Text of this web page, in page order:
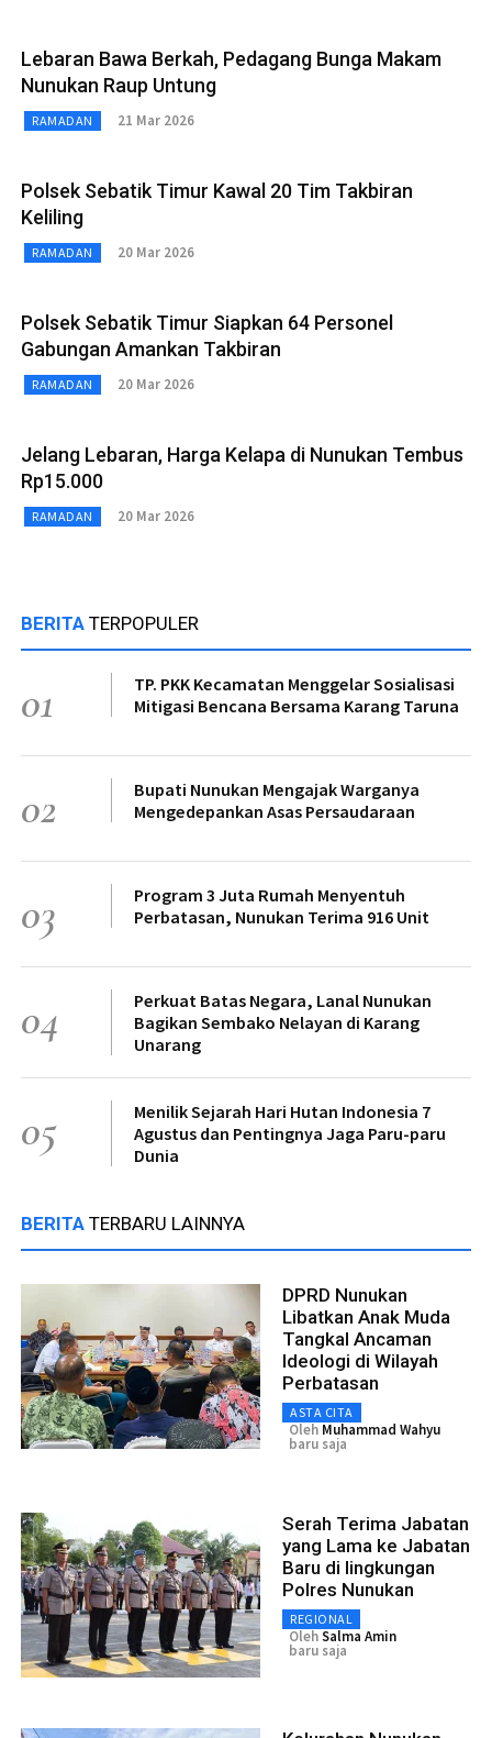
Lebaran Bawa Berkah, Pedagang Bunga Makam
Nunukan Raup Untung
RAMADAN 21 Mar 2026
Polsek Sebatik Timur Kawal 20 Tim Takbiran
Keliling
RAMADAN 20 Mar 2026
Polsek Sebatik Timur Siapkan 64 Personel
Gabungan Amankan Takbiran
RAMADAN 20 Mar 2026
Jelang Lebaran, Harga Kelapa di Nunukan Tembus
Rp15.000
RAMADAN 20 Mar 2026
BERITA TERPOPULER
01
TP. PKK Kecamatan Menggelar Sosialisasi
Mitigasi Bencana Bersama Karang Taruna
02
Bupati Nunukan Mengajak Warganya
Mengedepankan Asas Persaudaraan
03
Program 3 Juta Rumah Menyentuh
Perbatasan, Nunukan Terima 916 Unit
04
Perkuat Batas Negara, Lanal Nunukan
Bagikan Sembako Nelayan di Karang
Unarang
05
Menilik Sejarah Hari Hutan Indonesia 7
Agustus dan Pentingnya Jaga Paru-paru
Dunia
BERITA TERBARU LAINNYA
DPRD Nunukan
Libatkan Anak Muda
Tangkal Ancaman
Ideologi di Wilayah
Perbatasan
ASTA CITA
Oleh Muhammad Wahyu
baru saja
Serah Terima Jabatan
yang Lama ke Jabatan
Baru di lingkungan
Polres Nunukan
REGIONAL
OlehSalma Amin
baru saja